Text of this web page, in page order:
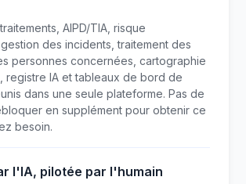
AIPD/TIA, risque
des incidents, traitement des
personnes concernées, cartographie
registre IA et tableaux de bord de
dans une seule plateforme. Pas de
en supplément pour obtenir ce
besoin.
l'IA, pilotée par l'humain